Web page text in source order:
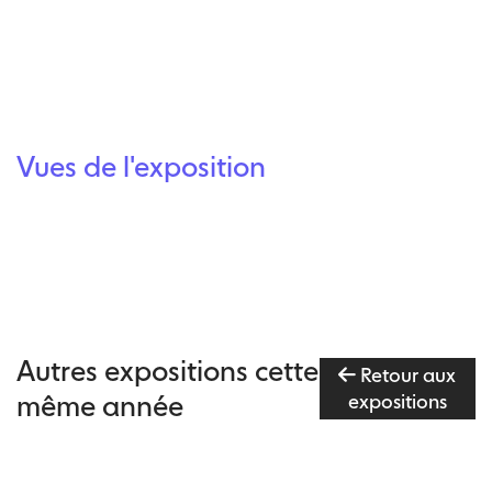
Vues de l'exposition
Autres expositions cette
même année
Retour aux
expositions